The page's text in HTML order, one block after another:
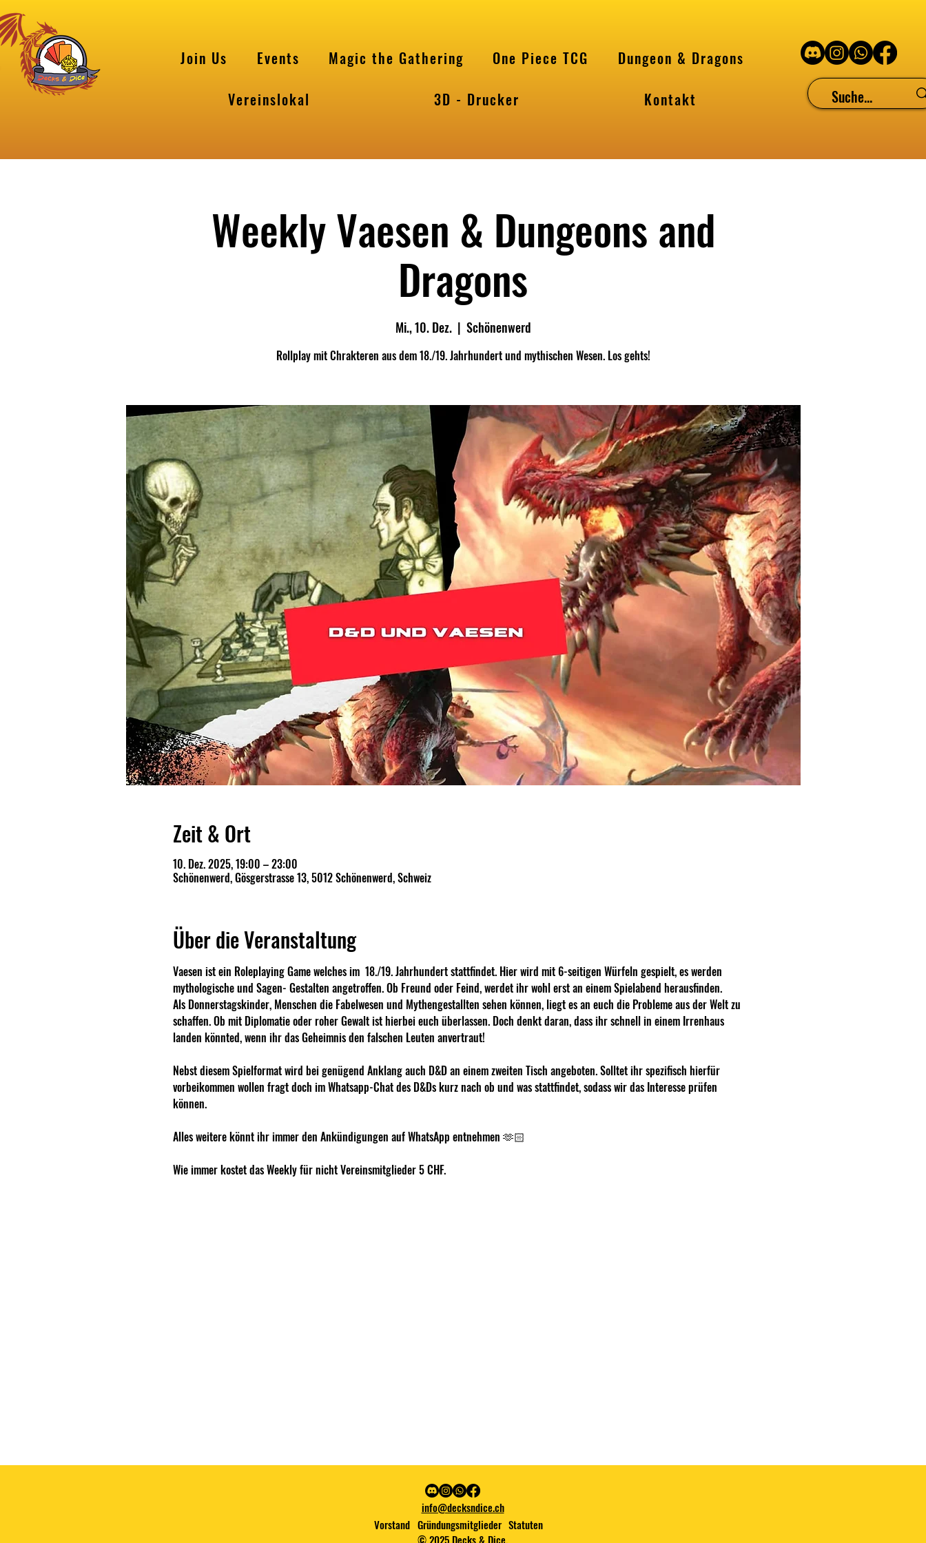
Join Us Events Magic the Gathering One Piece TCG
Dungeon & Dragons
Vereinslokal
3D - Drucker Kontakt
Weekly Vaesen & Dungeons and
Dragons
Mi., 10. Dez.
  |
Schönenwerd
Rollplay mit Chrakteren aus dem 18./19. Jahrhundert und mythischen Wesen. Los gehts!
Zeit & Ort
10. Dez. 2025, 19:00 – 23:00
Schönenwerd, Gösgerstrasse 13, 5012 Schönenwerd, Schweiz
Über die Veranstaltung
Vaesen ist ein Roleplaying Game welches im  18./19. Jahrhundert stattfindet. Hier wird mit 6-seitigen Würfeln gespielt, es werden
mythologische und Sagen- Gestalten angetroffen. Ob Freund oder Feind, werdet ihr wohl erst an einem Spielabend herausfinden.
Als Donnerstagskinder, Menschen die Fabelwesen und Mythengestallten sehen können, liegt es an euch die Probleme aus der Welt zu
schaffen. Ob mit Diplomatie oder roher Gewalt ist hierbei euch überlassen. Doch denkt daran, dass ihr schnell in einem Irrenhaus
landen könnted, wenn ihr das Geheimnis den falschen Leuten anvertraut!
Nebst diesem Spielformat wird bei genügend Anklang auch D&D an einem zweiten Tisch angeboten. Solltet ihr spezifisch hierfür
vorbeikommen wollen fragt doch im Whatsapp-Chat des D&Ds kurz nach ob und was stattfindet, sodass wir das Interesse prüfen
können.
Alles weitere könnt ihr immer den Ankündigungen auf WhatsApp entnehmen 🫶🏻
Wie immer kostet das Weekly für nicht Vereinsmitglieder 5 CHF.
info@decksndice.ch
Vorstand Gründungsmitglieder Statuten
© 2025 Decks & Dice.